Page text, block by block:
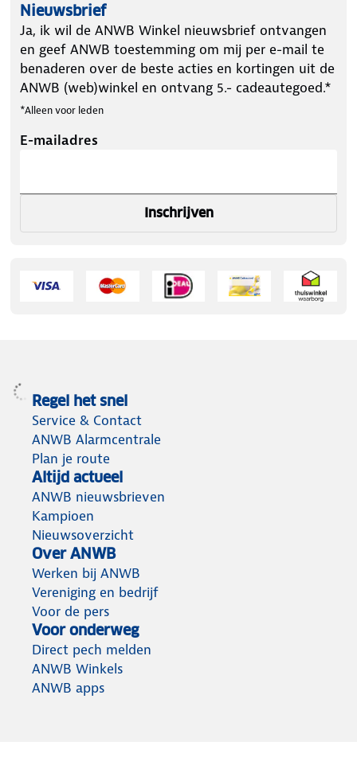
Nieuwsbrief
Ja, ik wil de ANWB Winkel nieuwsbrief ontvangen
en geef ANWB toestemming om mij per e-mail te
benaderen over de beste acties en kortingen uit de
ANWB (web)winkel en ontvang 5.- cadeautegoed.*
*Alleen voor leden
E-mailadres
Inschrijven
Regel het snel
Service & Contact
ANWB Alarmcentrale
Plan je route
Altijd actueel
ANWB nieuwsbrieven
Kampioen
Nieuwsoverzicht
Over ANWB
Werken bij ANWB
Vereniging en bedrijf
Voor de pers
Voor onderweg
Direct pech melden
ANWB Winkels
ANWB apps